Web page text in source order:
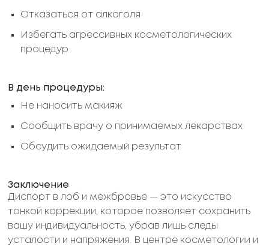
Отказаться от алкоголя
Избегать агрессивных косметологических
процедур
В день процедуры:
Не наносить макияж
Сообщить врачу о принимаемых лекарствах
Обсудить ожидаемый результат
Заключение
Диспорт в лоб и межбровье — это искусство
тонкой коррекции, которое позволяет сохранить
вашу индивидуальность, убрав лишь следы
усталости и напряжения. В центре косметологии и